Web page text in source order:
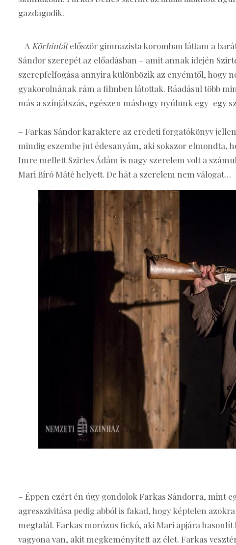
gazdagodik.
– A Körhintátelőször gimnazista koromban láttam a
Sándor szerepét az előadásban – amit annak idején
szerepfelfogása annyira különbözik az enyémtől, hogy
gyakorolnának rám a filmben látottak. Ráadásul több
más a színjátszás, egészen máshogy nyúlunk egy-egy
– Farkas Sándor karaktere az eredeti forgatókönyv
mindig eszembe jut édesanyám, aki sokszor elmondta,
Imre mellett Szirtes Ádám is nagy szerelem volt a
Mari Bíró Máté helyett. De hát a szerelem nem válogat…
– Éppen ezért én úgy gondolok Farkas Sándorra, mint
agresszivitása pedig abból is fakad, hogy képtelen
megtalál. Farkas morózus fickó, aki Mari apjára
vagyona van, akit megkeményített az élet. Farkas